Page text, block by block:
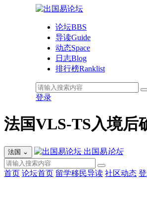
论坛BBS
导读Guide
动态Space
日志Blog
排行榜Ranklist
登录
法国VLS-TS入境后
法国 ⌄ 出国易论坛
首页 论坛首页 留学移民导读 社区动态